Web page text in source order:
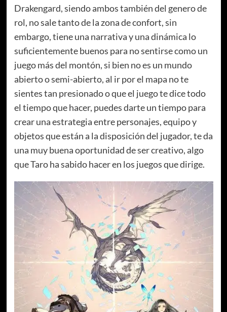
Drakengard, siendo ambos también del genero de
rol, no sale tanto de la zona de confort, sin
embargo, tiene una narrativa y una dinámica lo
suficientemente buenos para no sentirse como un
juego más del montón, si bien no es un mundo
abierto o semi-abierto, al ir por el mapa no te
sientes tan presionado o que el juego te dice todo
el tiempo que hacer, puedes darte un tiempo para
crear una estrategia entre personajes, equipo y
objetos que están a la disposición del jugador, te da
una muy buena oportunidad de ser creativo, algo
que Taro ha sabido hacer en los juegos que dirige.